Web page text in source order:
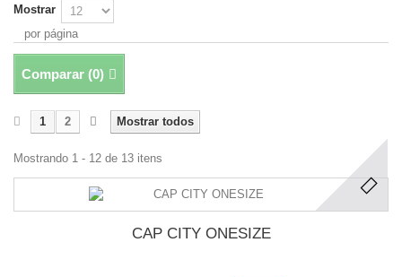
Mostrar
por página
Comparar (0)
Mostrar todos
1 2
Mostrando 1 - 12 de 13 itens
CAP CITY ONESIZE